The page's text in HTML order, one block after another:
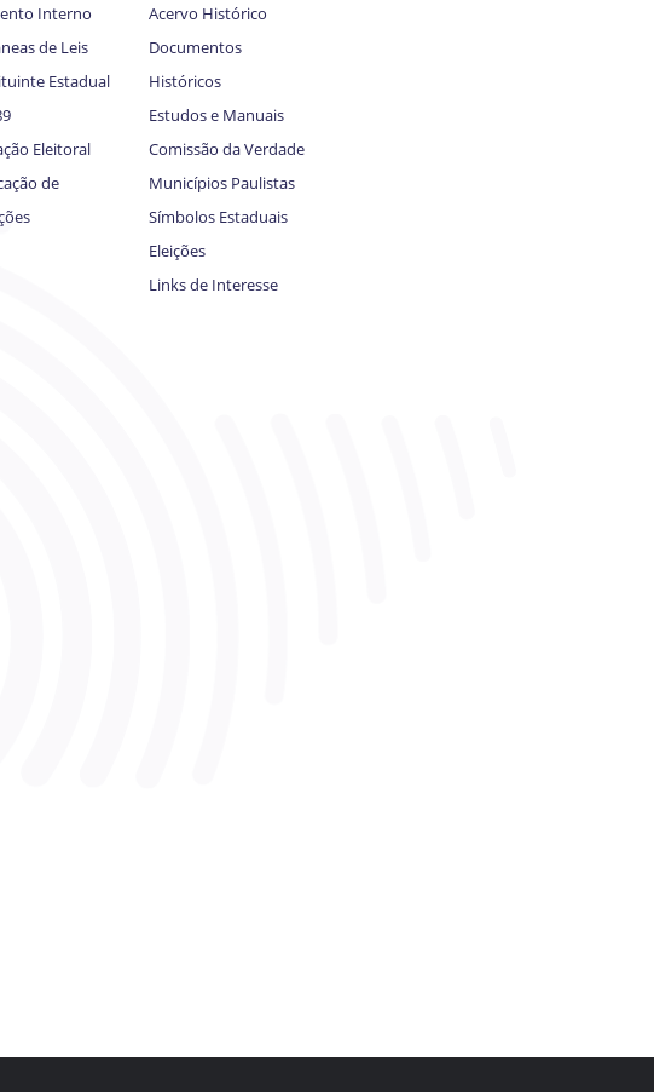
Interno
de Leis
Estadual
Eleitoral
de
Acervo Histórico
Documentos
Históricos
Estudos e Manuais
Comissão da Verdade
Municípios Paulistas
Símbolos Estaduais
Eleições
Links de Interesse